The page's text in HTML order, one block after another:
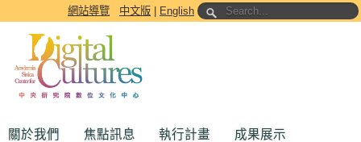
跳到主要內容區塊網站導覽 中文版 English
關於我們 焦點訊息 執行計畫 成果展示